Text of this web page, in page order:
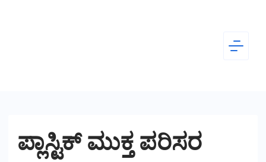
Kannada
ಪ್ಲಾಸ್ಟಿಕ್ ಮುಕ್ತ ಪರಿಸರ